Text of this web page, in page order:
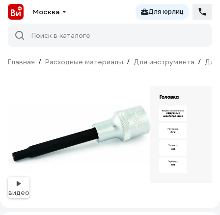
Москва Для юрлиц
Поиск в каталоге
Главная / Расходные материалы / Для инструмента / Для
видео